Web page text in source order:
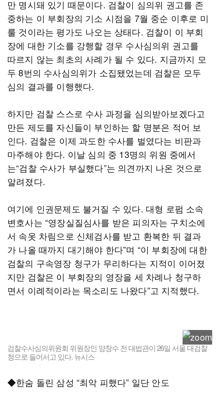
만 명시돼 있기 때문이다. 검찰이 심의위 권고를 존
중하는 이 부회장의 기소 시점을 7월 중순 이후로 미
룰 것이라는 평가도 나오는 상태다. 검찰이 이 부회
장에 대한 기소를 강행할 경우 수사심의위 권고를
따르지 않는 최초의 사례가 될 수 있다. 지금까지 모
두 8번의 수사심의위가 소집됐었는데 검찰은 모두
심의 결과를 이행했다.
하지만 검찰 스스로 수사 과정을 심의받아보겠다고
만든 제도를 자신들이 부인하는 할 명분은 적어 보
인다. 검찰은 이제 과도한 수사를 벌였다는 비판과
마주해야 한다. 이날 심의 중 13명의 위원 중에서
는“검찰 수사가 부실했다”는 의견까지 나온 것으로
알려졌다.
여기에 인권문제도 불거질 수 있다. 대형 로펌 소속
변호사는 “영장실질심사를 받은 피의자는 구치소에
서 속옷 차림으로 신체검사를 받고 환복한 뒤 결과
가 나올 때까지 대기해야 한다”며 “이 부회장에 대한
검찰의 구속영장 청구가 무리하다는 지적이 이어졌
지만 검찰은 이 부회장의 영장을 세 차례나 청구하
면서 이례적이라는 목소리도 나왔다”고 지적했다.
검찰수사심의위원회 위원장인 양창수 전 대법관이 26일 서울 대검찰
청으로 들어서고 있다. 뉴시스
◆한숨 돌린 삼성 “최악 피했다” 일단 안도